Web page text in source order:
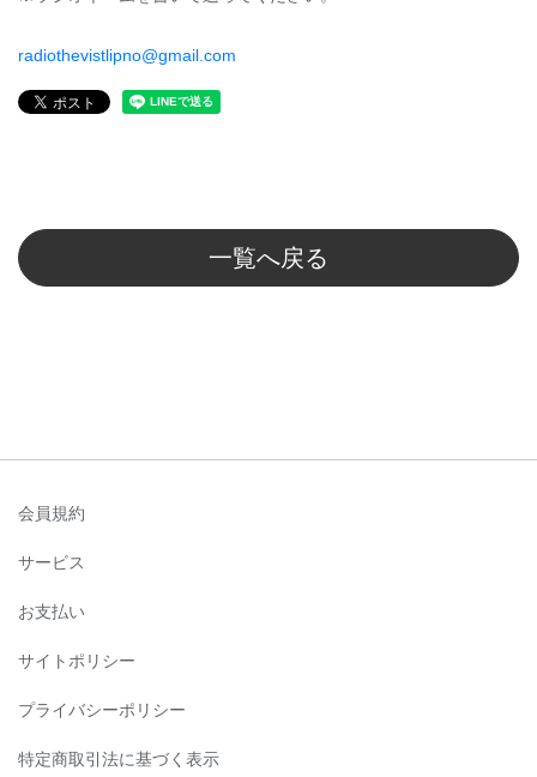
radiothevistlipno@gmail.com
一覧へ戻る
会員規約
サービス
お支払い
サイトポリシー
プライバシーポリシー
特定商取引法に基づく表示